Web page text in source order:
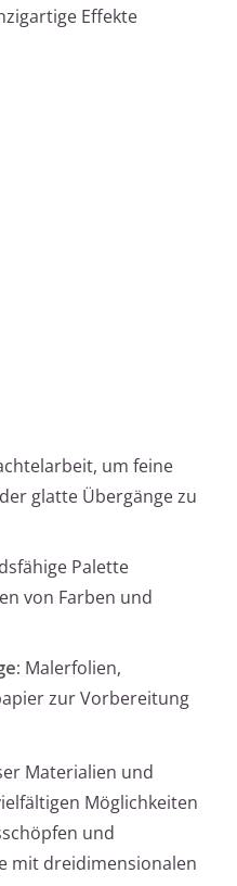
Effekte
um feine
glatte Übergänge zu
Palette
von Farben und
Malerfolien,
zur Vorbereitung
Materialien und
Möglichkeiten
und
mit dreidimensionalen